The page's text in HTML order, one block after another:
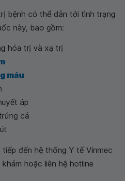
bệnh có thể dẫn tới tình trạng
này, bao gồm:
hóa trị và xạ trị
máu
áp
cá
đến hệ thống Y tế Vinmec
hoặc liên hệ hotline